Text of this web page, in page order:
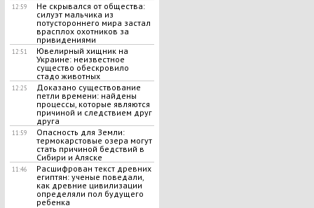
12:59
Не скрывался от общества:
силуэт мальчика из
потустороннего мира застал
врасплох охотников за
привидениями
12:51
Ювелирный хищник на
Украине: неизвестное
существо обескровило
стадо животных
12:25
Доказано существование
петли времени: найдены
процессы, которые являются
причиной и следствием друг
друга
11:59
Опасность для Земли:
термокарстовые озера могут
стать причиной бедствий в
Сибири и Аляске
11:46
Расшифрован текст древних
египтян: ученые поведали,
как древние цивилизации
определяли пол будущего
ребенка